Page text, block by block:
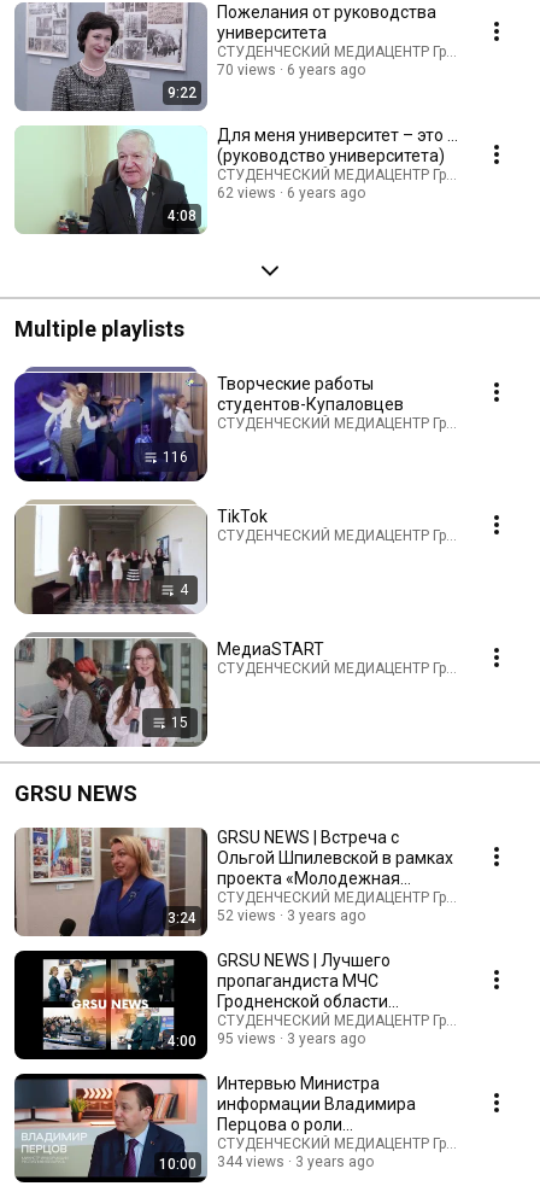
9:22
Пожелания от руководства
университета
СТУДЕНЧЕСКИЙ МЕДИАЦЕНТР ГрГУ
70 views
6 years ago
4:08
Для меня университет – это ...
(руководство университета)
СТУДЕНЧЕСКИЙ МЕДИАЦЕНТР ГрГУ
62 views
6 years ago
Multiple playlists
116
Творческие работы
студентов-Купаловцев
СТУДЕНЧЕСКИЙ МЕДИАЦЕНТР ГрГУ · Playlist
4
TikTok
СТУДЕНЧЕСКИЙ МЕДИАЦЕНТР ГрГУ · Playlist
15
МедиаSTART
СТУДЕНЧЕСКИЙ МЕДИАЦЕНТР ГрГУ · Playlist
GRSU NEWS
3:24
GRSU NEWS | Встреча с
Ольгой Шпилевской в рамках
проекта «Молодежная
медиасреда»
СТУДЕНЧЕСКИЙ МЕДИАЦЕНТР ГрГУ
52 views
3 years ago
4:00
GRSU NEWS | Лучшего
пропагандиста МЧС
Гродненской области
выбрали в ГрГУ
СТУДЕНЧЕСКИЙ МЕДИАЦЕНТР ГрГУ
95 views
3 years ago
10:00
Интервью Министра
информации Владимира
Перцова о роли
журналистики в современном
мире
СТУДЕНЧЕСКИЙ МЕДИАЦЕНТР ГрГУ
344 views
3 years ago